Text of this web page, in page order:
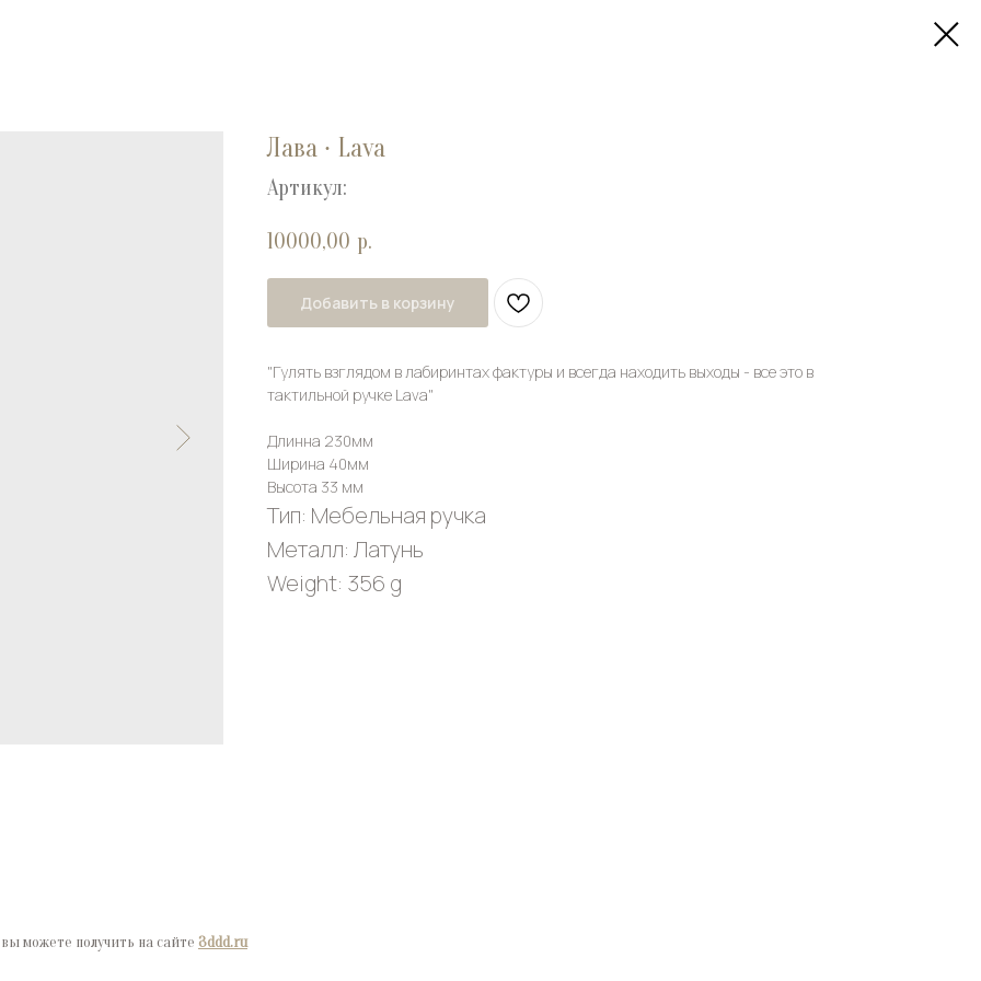
Лава ∙ Lava
Артикул:
10000,00 р.
Добавить в корзину
"Гулять взглядом в лабиринтах фактуры и всегда находить выходы - все это в
тактильной ручке Lava"
Длинна 230мм
Ширина 40мм
Высота 33 мм
Тип: Мебельная ручка
Металл: Латунь
Weight: 356 g
можете получить на сайте 3ddd.ru